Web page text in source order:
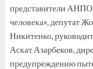
представители АНПО
человека», депутат
Никитенко,
Аскат Азарбеков,
предупреждению